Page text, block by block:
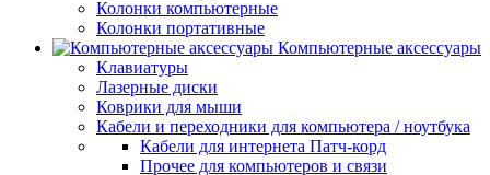
Колонки компьютерные
Колонки портативные
Компьютерные аксессуары
Клавиатуры
Лазерные диски
Коврики для мыши
Кабели и переходники для компьютера / ноутбука
Кабели для интернета Патч-корд
Прочее для компьютеров и связи